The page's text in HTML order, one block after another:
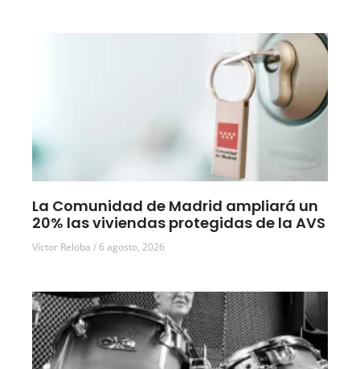
La Comunidad de Madrid ampliará un
20% las viviendas protegidas de la AVS
Víctor Reloba 6 agosto, 2026